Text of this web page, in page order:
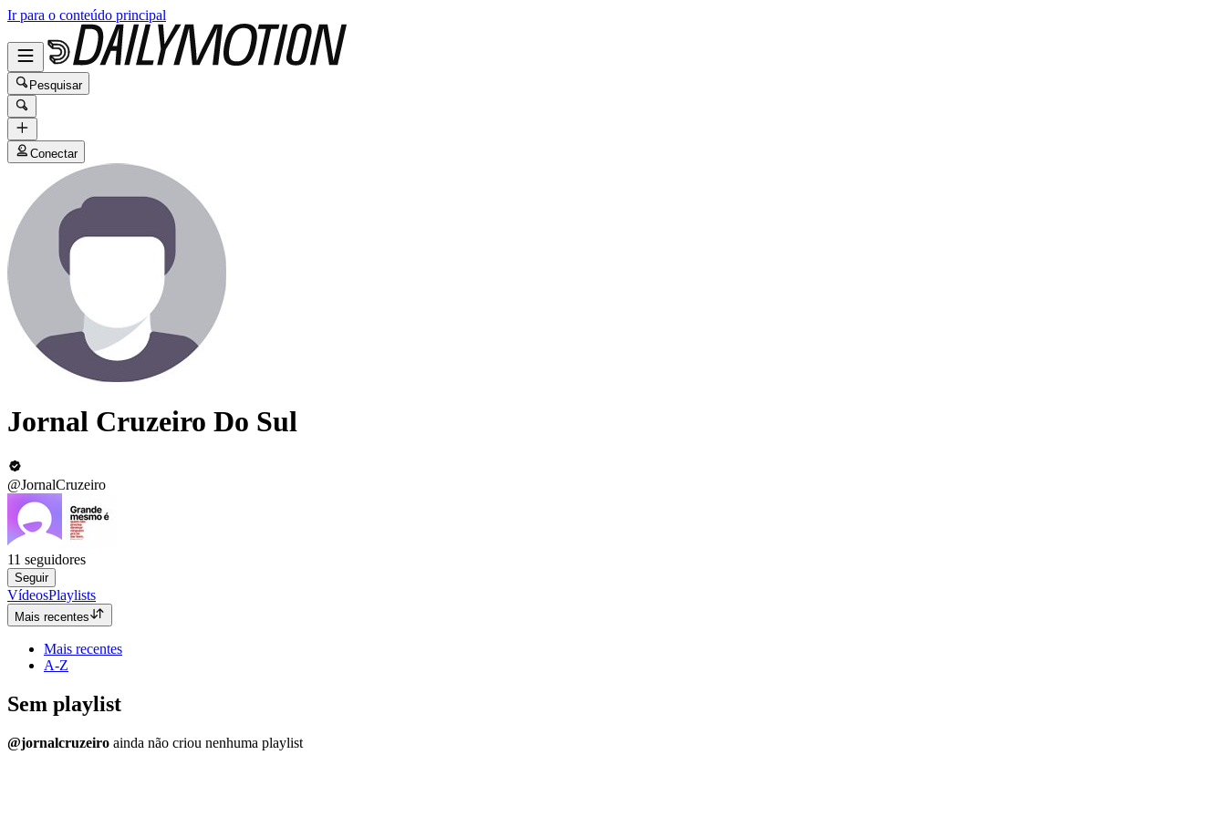
Ir para o conteúdo principal
Pesquisar
Conectar
Jornal Cruzeiro Do Sul
@JornalCruzeiro
11 seguidores
Seguir
VídeosPlaylists
Mais recentes
Mais recentes
A-Z
Sem playlist
@jornalcruzeiro ainda não criou nenhuma playlist